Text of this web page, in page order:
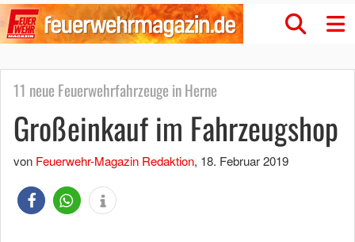
11 neue Feuerwehrfahrzeuge in Herne
Großeinkauf im Fahrzeugshop
von Feuerwehr-Magazin Redaktion, 18. Februar 2019